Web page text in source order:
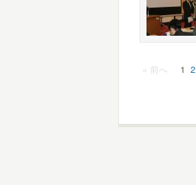
« 前へ 1 2